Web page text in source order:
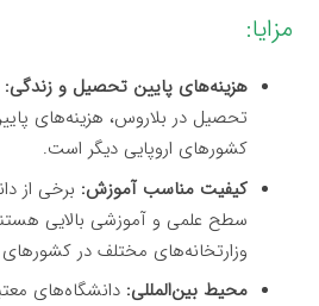
مزایا:
هزینه‌های پایین تحصیل و زندگی:
تحصیل در بلاروس، هزینه‌های
کشورهای اروپایی دیگر است.
کیفیت مناسب آموزش: برخی از
سطح علمی و آموزشی بالایی
وزارتخانه‌های مختلف در
محیط بین‌المللی: دانشگاه‌های